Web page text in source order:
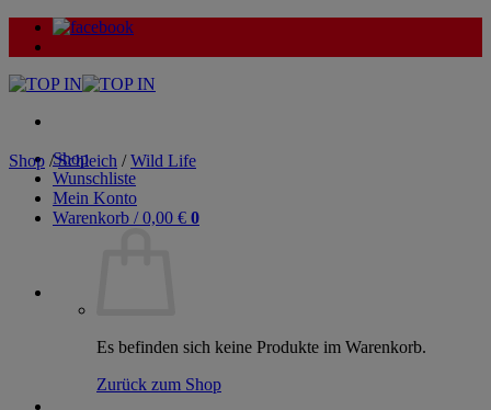
Zum
Inhalt
Shop
Wunschliste
Mein Konto
Warenkorb /0,00 € 0
Es befinden sich keine Produkte im Warenkorb.
Zurück zum Shop
Shop / Schleich / Wild Life